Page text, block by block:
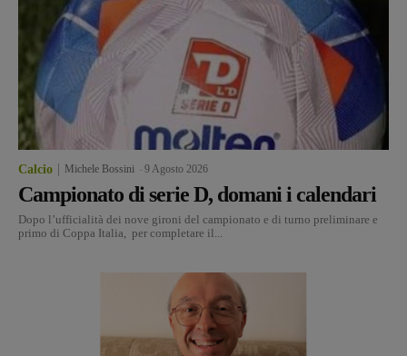
Calcio Michele Bossini 9 Agosto 2026
Campionato di serie D, domani i calendari
Dopo l’ufficialità dei nove gironi del campionato e di turno preliminare e
primo di Coppa Italia, per completare il...